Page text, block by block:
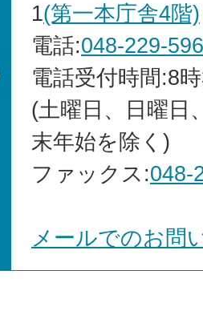
1(第一本庁舎4階)
電話:048-229-
電話受付時間:8
(土曜日、日曜日
末年始を除く)
ファックス:048-
メールでのお問